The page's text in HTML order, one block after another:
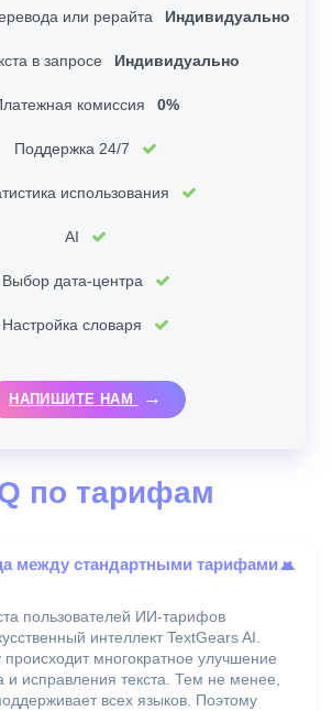
или рерайта Индивидуально
в запросе Индивидуально
комиссия 0%
Поддержка 24/7
использования
AI
Выбор дата-центра
Настройка словаря
НАПИШИТЕ НАМ
по тарифам
между стандартными тарифами и
пользователей ИИ-тарифов
интеллект TextGears AI.
происходит многократное улучшение
и исправления текста. Тем не менее,
всех языков. Поэтому